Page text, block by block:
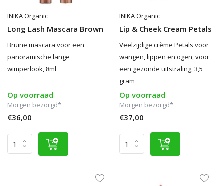
INIKA Organic
Long Lash Mascara Brown
Bruine mascara voor een
panoramische lange
wimperlook, 8ml
Op voorraad
Morgen bezorgd*
€36,00
INIKA Organic
Lip & Cheek Cream Petals
Veelzijdige crème Petals voor
wangen, lippen en ogen, voor
een gezonde uitstraling, 3,5
gram
Op voorraad
Morgen bezorgd*
€37,00